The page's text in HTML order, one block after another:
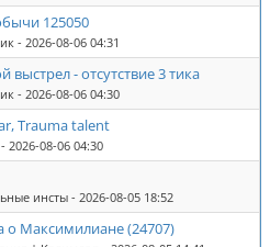
125050
- 2026-08-06 04:31
выстрел - отсутствие 3 тика
- 2026-08-06 04:30
Trauma talent
- 2026-08-06 04:30
инсты - 2026-08-05 18:52
о Максимилиане (24707)